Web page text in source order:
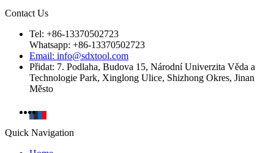
Contact Us
Tel: +86-13370502723
Whatsapp: +86-13370502723
Email: info@sdxtool.com
Přidat: 7. Podlaha, Budova 15, Národní Univerzita Věda a
Technologie Park, Xinglong Ulice, Shizhong Okres, Jinan
Město
Quick Navigation